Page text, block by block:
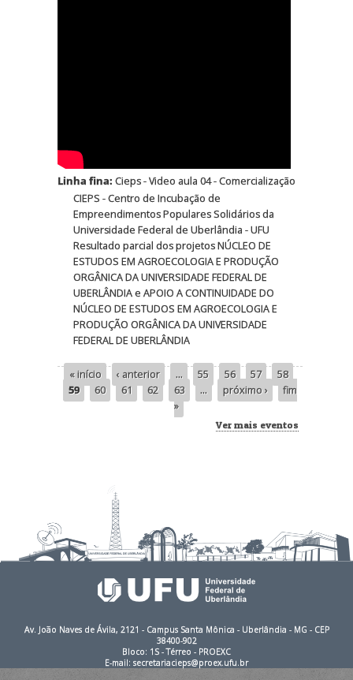
Linha fina:Cieps - Video aula 04 - Comercialização
CIEPS - Centro de Incubação de
Empreendimentos Populares Solidários da
Universidade Federal de Uberlândia - UFU
Resultado parcial dos projetos NÚCLEO DE
ESTUDOS EM AGROECOLOGIA E PRODUÇÃO
ORGÂNICA DA UNIVERSIDADE FEDERAL DE
UBERLÂNDIA e APOIO A CONTINUIDADE DO
NÚCLEO DE ESTUDOS EM AGROECOLOGIA E
PRODUÇÃO ORGÂNICA DA UNIVERSIDADE
FEDERAL DE UBERLÂNDIA
Páginas
« início ‹ anterior … 55 56 57
58
59
60 61 62 63 … próximo ›
fim
»
Ver mais eventos
Av. João Naves de Ávila, 2121 - Campus Santa Mônica - Uberlândia - MG - CEP
38400-902
Bloco: 1S - Térreo - PROEXC
E-mail: secretariacieps@proex.ufu.br